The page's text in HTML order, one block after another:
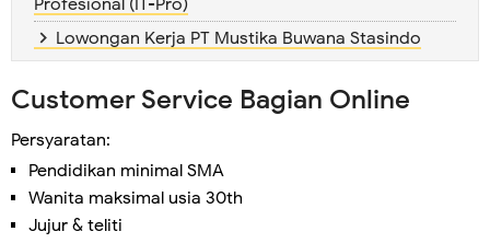
Lowongan Kerja PT Mustika Buwana Stasindo
Customer Service Bagian Online
Persyaratan:
Pendidikan minimal SMA
Wanita maksimal usia 30th
Jujur & teliti